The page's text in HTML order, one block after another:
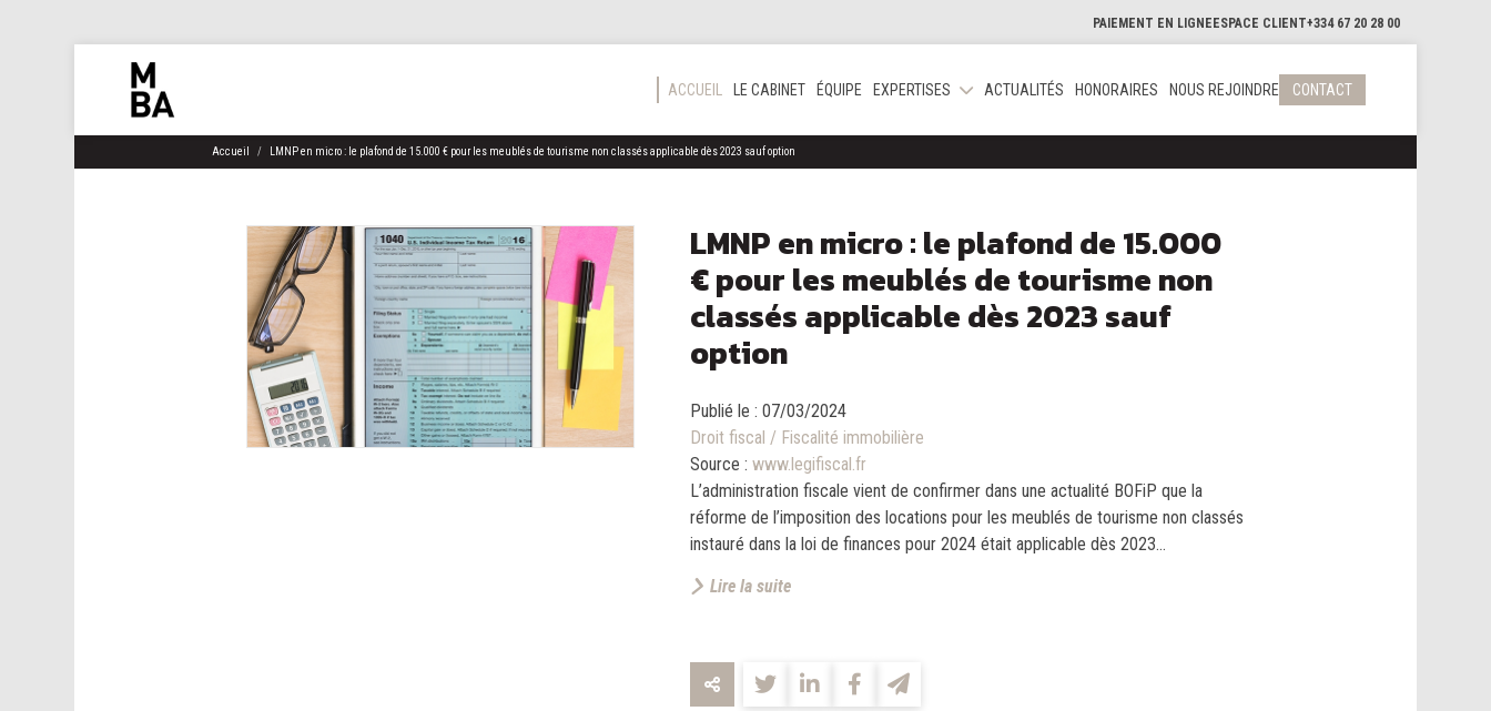
PAIEMENT EN LIGNE ESPACE CLIENT+334 67 20 28 00
ACCUEIL LE CABINET ÉQUIPE EXPERTISES ACTUALITÉS HONORAIRES NOUS REJOINDRE CONTACT
Accueil LMNP en micro : le plafond de 15.000 € pour les meublés de tourisme non classés applicable dès 2023 sauf option
LMNP en micro : le plafond de 15.000
€ pour les meublés de tourisme non
classés applicable dès 2023 sauf
option
Publié le : 07/03/2024
Droit fiscal / Fiscalité immobilière
Source : www.legifiscal.fr
L’administration fiscale vient de confirmer dans une actualité BOFiP que la
réforme de l’imposition des locations pour les meublés de tourisme non classés
instauré dans la loi de finances pour 2024 était applicable dès 2023...
Lire la suite